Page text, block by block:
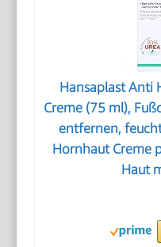
Hansaplast Anti
Creme (75 ml),
entfernen,
Hornhaut Creme
Haut